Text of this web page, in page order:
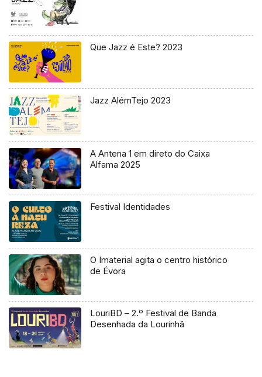
Que Jazz é Este? 2023
Jazz AlémTejo 2023
A Antena 1 em direto do Caixa
Alfama 2025
Festival Identidades
O Imaterial agita o centro histórico
de Évora
LouriBD – 2.º Festival de Banda
Desenhada da Lourinhã